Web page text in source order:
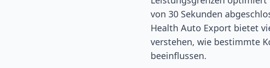
von 30 Sekunden
Health Auto Export bietet
verstehen, wie bestimmte
beeinflussen.